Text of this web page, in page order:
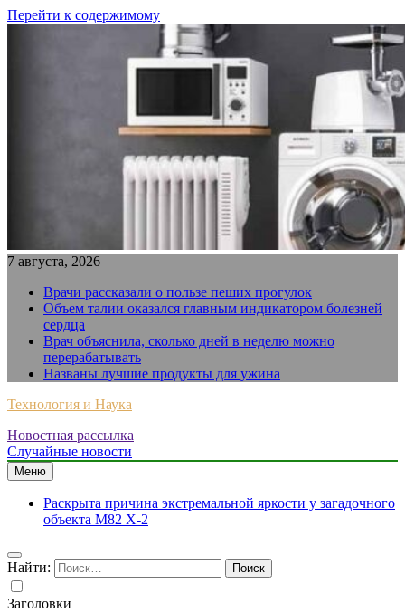
Перейти к содержимому
7 августа, 2026
Врачи рассказали о пользе пеших прогулок
Объем талии оказался главным индикатором болезней
сердца
Врач объяснила, сколько дней в неделю можно
перерабатывать
Названы лучшие продукты для ужина
Технология и Наука
Новостная рассылка
Случайные новости
Меню
Раскрыта причина экстремальной яркости у загадочного
объекта M82 X-2
Найти:
Заголовки